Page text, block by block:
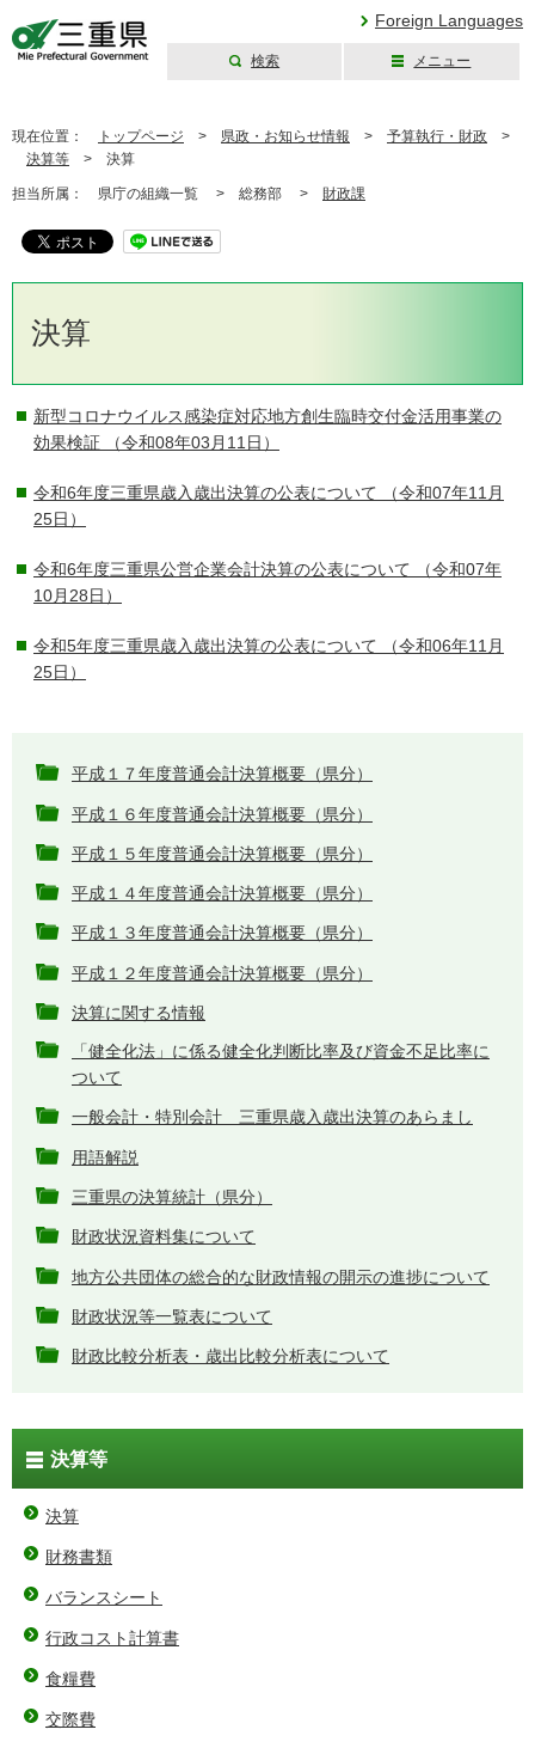
Foreign Languages
検索 メニュー
現在位置： トップページ > 県政・お知らせ情報 > 予算執行・財政 >
決算等 > 決算
担当所属： 県庁の組織一覧 > 総務部 > 財政課
決算
新型コロナウイルス感染症対応地方創生臨時交付金活用事業の
効果検証 （令和08年03月11日）
令和6年度三重県歳入歳出決算の公表について （令和07年11月
25日）
令和6年度三重県公営企業会計決算の公表について （令和07年
10月28日）
令和5年度三重県歳入歳出決算の公表について （令和06年11月
25日）
平成１７年度普通会計決算概要（県分）
平成１６年度普通会計決算概要（県分）
平成１５年度普通会計決算概要（県分）
平成１４年度普通会計決算概要（県分）
平成１３年度普通会計決算概要（県分）
平成１２年度普通会計決算概要（県分）
決算に関する情報
「健全化法」に係る健全化判断比率及び資金不足比率に
ついて
一般会計・特別会計 三重県歳入歳出決算のあらまし
用語解説
三重県の決算統計（県分）
財政状況資料集について
地方公共団体の総合的な財政情報の開示の進捗について
財政状況等一覧表について
財政比較分析表・歳出比較分析表について
決算等
決算
財務書類
バランスシート
行政コスト計算書
食糧費
交際費